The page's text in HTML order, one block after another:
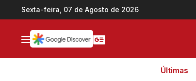
Ir direto pro conteúdo
Sexta-feira, 07 de Agosto de 2026
Últimas